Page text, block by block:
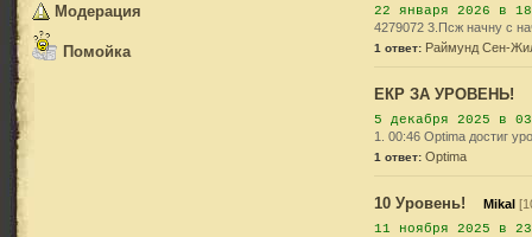
Модерация
Орден Света
Помойка
22 января 2026 в
4279072 3.Псж начну с
1 ответ: Раймунд Сен-
ЕКР ЗА УРОВЕНЬ!
5 декабря 2025 в
1. 00:46 Optima достиг
1 ответ: Optima
10 Уровень! Mikal
11 ноября 2025 в